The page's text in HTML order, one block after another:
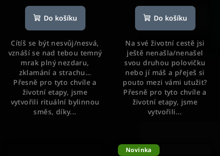
hodnocení
produktu
z
5
hvězdiček.
Do košíku
Cítíš se být nesvůj/nesvá,
vznáší se nad tebou temný
mrak plný nezdaru,
zklamání a strachu…
Přesně pro tyto chvíle a
životní etapy, jsme
vytvořili rituální bylinnou
směs, díky...
hodnocení
produktu
z
5
hvězdiček.
Do košíku
Na své životní cestě jsi
ještě nenašla/nenašel
svou druhou polovičku
nebo jí máš a přeješ si
pouto mezi vámi utužit?
Přesně pro tyto chvíle a
životní etapy, jsme
vytvořili...
Novinka